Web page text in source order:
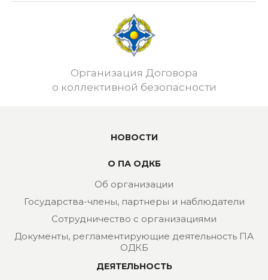
Организация Договора
о коллективной безопасности
НОВОСТИ
О ПА ОДКБ
Об организации
Государства-члены, партнеры и наблюдатели
Сотрудничество с организациями
Документы, регламентирующие деятельность ПА
ОДКБ
ДЕЯТЕЛЬНОСТЬ